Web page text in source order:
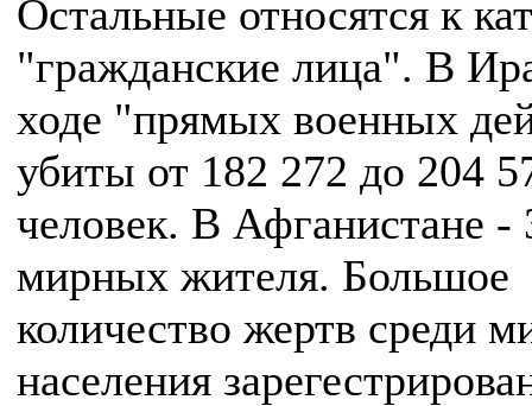
Остальные относятся к
"гражданские лица". В
ходе "прямых военных
убиты от 182 272 до 204
человек. В Афганистане -
мирных жителя. Большое
количество жертв среди
населения